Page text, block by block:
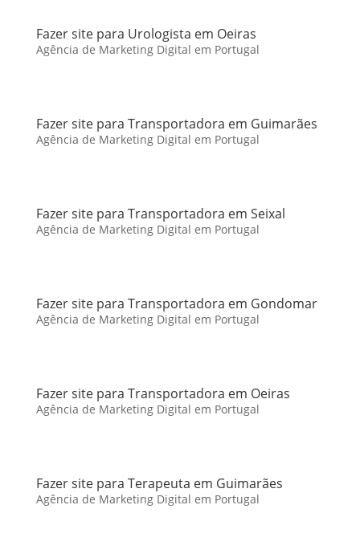
Fazer site para Urologista em Oeiras
Agência de Marketing Digital em Portugal
Fazer site para Transportadora em Guimarães
Agência de Marketing Digital em Portugal
Fazer site para Transportadora em Seixal
Agência de Marketing Digital em Portugal
Fazer site para Transportadora em Gondomar
Agência de Marketing Digital em Portugal
Fazer site para Transportadora em Oeiras
Agência de Marketing Digital em Portugal
Fazer site para Terapeuta em Guimarães
Agência de Marketing Digital em Portugal